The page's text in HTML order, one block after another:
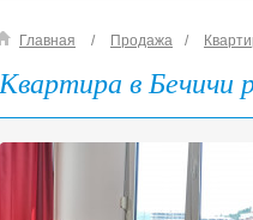
Главная Продажа
Квартира в Бечичи